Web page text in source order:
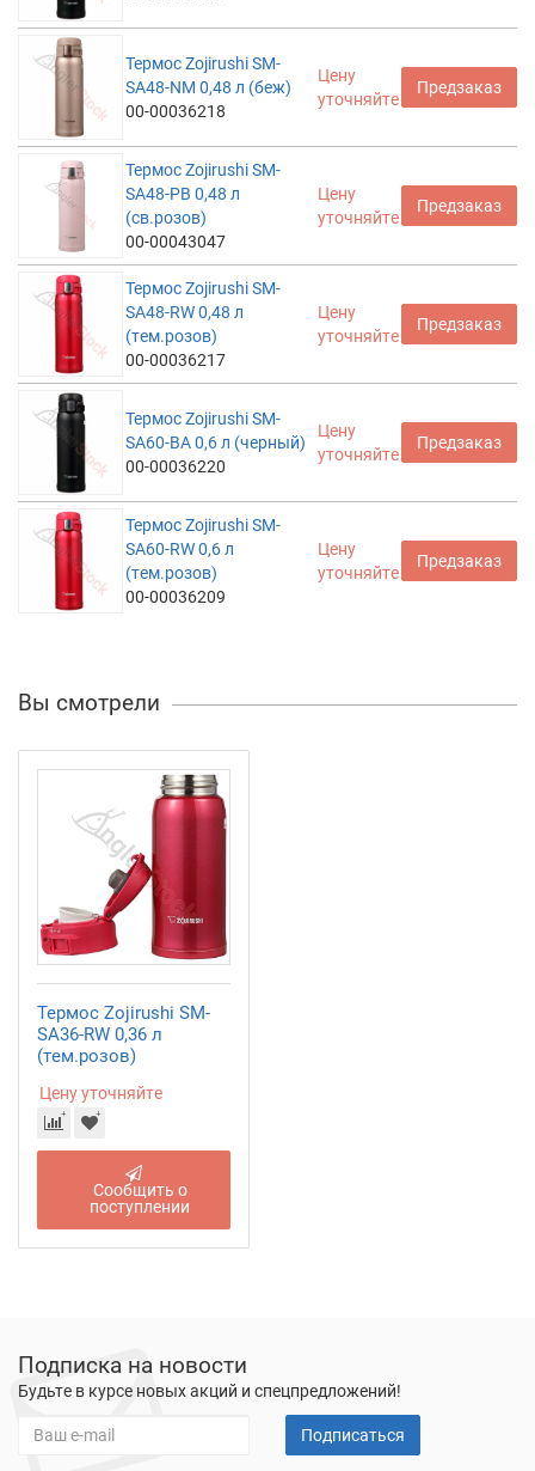
Термос Zojirushi SM-
SA48-NM 0,48 л (беж)
00-00036218
Цену
уточняйте
Предзаказ
Термос Zojirushi SM-
SA48-PB 0,48 л
(св.розов)
00-00043047
Цену
уточняйте
Предзаказ
Термос Zojirushi SM-
SA48-RW 0,48 л
(тем.розов)
00-00036217
Цену
уточняйте
Предзаказ
Термос Zojirushi SM-
SA60-BA 0,6 л (черный)
00-00036220
Цену
уточняйте
Предзаказ
Термос Zojirushi SM-
SA60-RW 0,6 л
(тем.розов)
00-00036209
Цену
уточняйте
Предзаказ
Вы смотрели
Термос Zojirushi SM-
SA36-RW 0,36 л
(тем.розов)
Цену уточняйте
Сообщить о
поступлении
Подписка на новости
Будьте в курсе новых акций и спецпредложений!
Подписаться